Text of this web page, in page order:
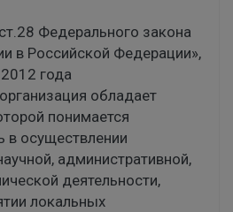
Федерального закона
в Российской Федерации»,
года
обладает
понимается
в осуществлении
административной,
деятельности,
локальных